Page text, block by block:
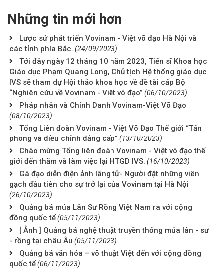
Những tin mới hơn
Lược sử phát triển Vovinam - Việt võ đạo Hà Nội và
các tỉnh phía Bắc. (24/09/2023)
Tới đây ngày 12 tháng 10 năm 2023, Tiến sĩ Khoa học
Giáo dục Phạm Quang Long, Chủ tịch Hệ thống giáo dục
IVS sẽ tham dự Hội thảo khoa học về đề tài cấp Bộ
“Nghiên cứu về Vovinam - Việt võ đạo” (06/10/2023)
Pháp nhân và Chính Danh Vovinam-Việt Võ Đạo
(08/10/2023)
Tổng Liên đoàn Vovinam - Việt Võ Đạo Thế giới “Tấn
phong và điều chỉnh đẳng cấp” (13/10/2023)
Chào mừng Tổng liên đoàn Vovinam - Việt võ đạo thế
giới đến thăm và làm việc lại HTGD IVS. (16/10/2023)
Gã đạo diễn điện ảnh lãng tử- Người đặt những viên
gạch đầu tiên cho sự trở lại của Vovinam tại Hà Nội
(26/10/2023)
Quảng bá múa Lân Sư Rồng Việt Nam ra với cộng
đồng quốc tế(05/11/2023)
[ Ảnh ] Quảng bá nghệ thuật truyền thống múa lân - sư
- rồng tại châu Âu (05/11/2023)
Quảng bá văn hóa – võ thuật Việt đến với cộng đồng
quốc tế(06/11/2023)